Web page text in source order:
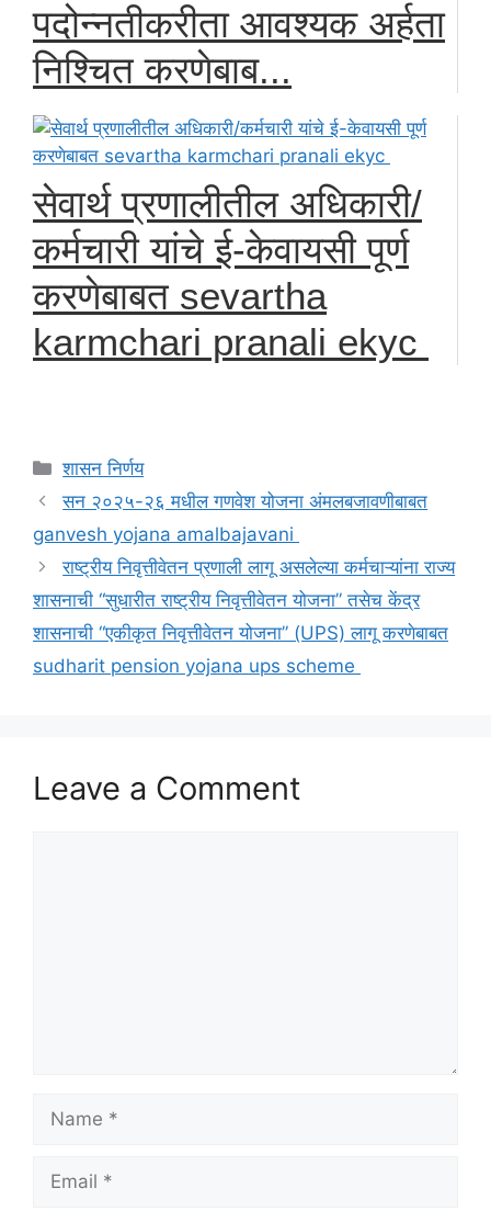
पदोन्नतीकरीता आवश्यक अर्हता
निश्चित करणेबाब...
सेवार्थ प्रणालीतील अधिकारी/
कर्मचारी यांचे ई-केवायसी पूर्ण
करणेबाबत sevartha
karmchari pranali ekyc
Categories
शासन निर्णय
सन २०२५-२६ मधील गणवेश योजना अंमलबजावणीबाबत
ganvesh yojana amalbajavani
राष्ट्रीय निवृत्तीवेतन प्रणाली लागू असलेल्या कर्मचाऱ्यांना राज्य
शासनाची “सुधारीत राष्ट्रीय निवृत्तीवेतन योजना” तसेच केंद्र
शासनाची “एकीकृत निवृत्तीवेतन योजना” (UPS) लागू करणेबाबत
sudharit pension yojana ups scheme
Leave a Comment